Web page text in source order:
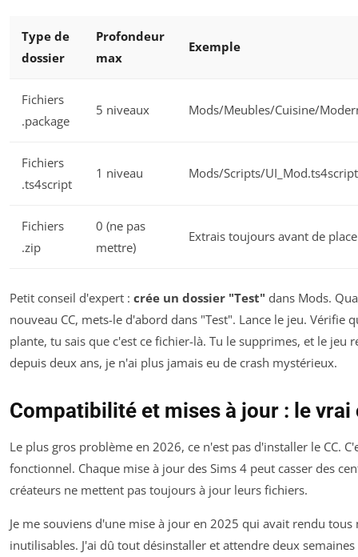
Type de
dossier
Profondeur
max
Exemple
Fichiers
.package
5 niveaux Mods/Meubles/Cuisine/
Fichiers
.ts4script
1 niveau Mods/Scripts/
Fichiers
.zip
0 (ne pas
mettre)
Extrais toujours avant de
Petit conseil d'expert : crée un dossier "Test" dans Mods.
nouveau CC, mets-le d'abord dans "Test". Lance le jeu. Vérifie
plante, tu sais que c'est ce fichier-là. Tu le supprimes, et le jeu
depuis deux ans, je n'ai plus jamais eu de crash mystérieux.
Compatibilité et mises à jour : le vrai
Le plus gros problème en 2026, ce n'est pas d'installer le CC.
fonctionnel. Chaque mise à jour des Sims 4 peut casser des
créateurs ne mettent pas toujours à jour leurs fichiers.
Je me souviens d'une mise à jour en 2025 qui avait rendu
inutilisables. J'ai dû tout désinstaller et attendre deux